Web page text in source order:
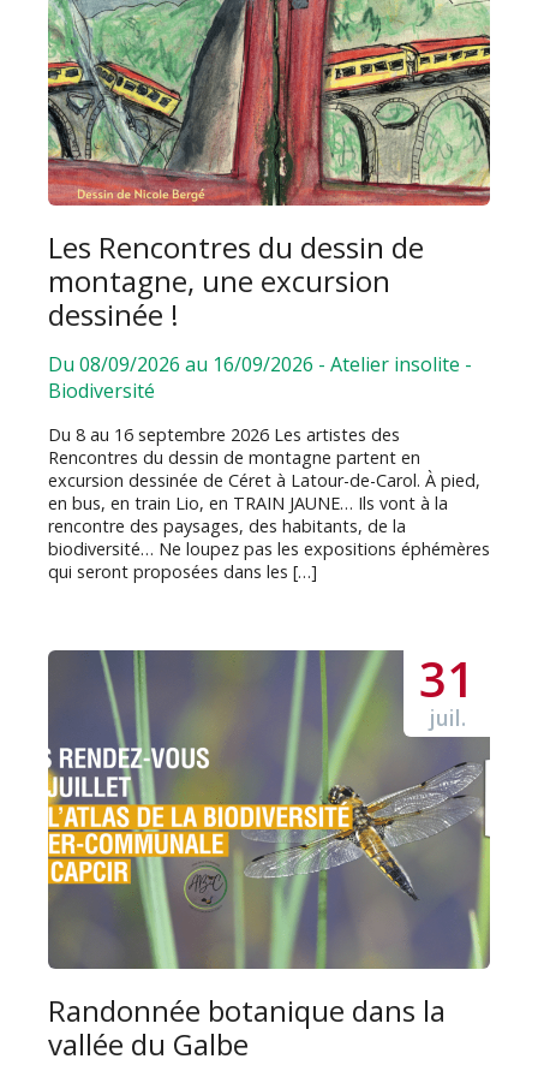
Les Rencontres du dessin de
montagne, une excursion
dessinée !
Du 08/09/2026 au 16/09/2026 - Atelier insolite -
Biodiversité
Du 8 au 16 septembre 2026 Les artistes des
Rencontres du dessin de montagne partent en
excursion dessinée de Céret à Latour-de-Carol. À pied,
en bus, en train Lio, en TRAIN JAUNE… Ils vont à la
rencontre des paysages, des habitants, de la
biodiversité… Ne loupez pas les expositions éphémères
qui seront proposées dans les […]
31
juil.
Randonnée botanique dans la
vallée du Galbe